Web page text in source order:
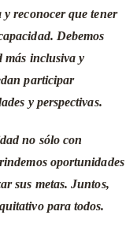
y reconocer que tener
Debemos
más inclusiva y
participar
y perspectivas.
no sólo con
oportunidades
sus metas. Juntos,
para todos.